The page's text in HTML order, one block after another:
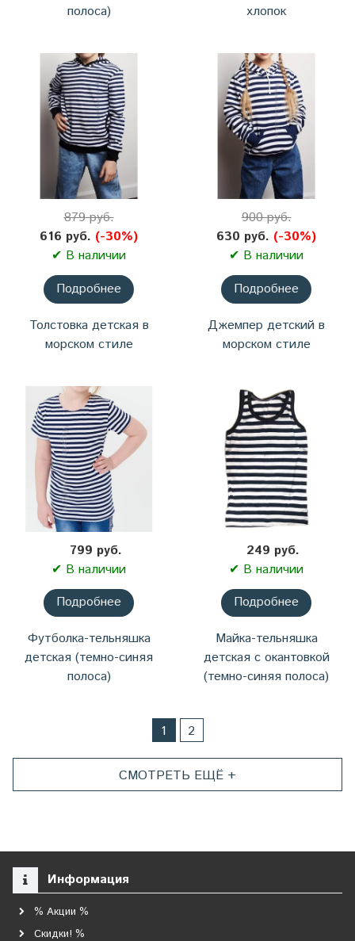
полоса)
хлопок
879 руб.
616 руб. (-30%)
✔ В наличии
Подробнее
Толстовка детская в
морском стиле
900 руб.
630 руб. (-30%)
✔ В наличии
Подробнее
Джемпер детский в
морском стиле
799 руб.
✔ В наличии
Подробнее
Футболка-тельняшка
детская (темно-синяя
полоса)
249 руб.
✔ В наличии
Подробнее
Майка-тельняшка
детская с окантовкой
(темно-синяя полоса)
1 2
СМОТРЕТЬ ЕЩЁ +
Информация
% Акции %
Скидки! %